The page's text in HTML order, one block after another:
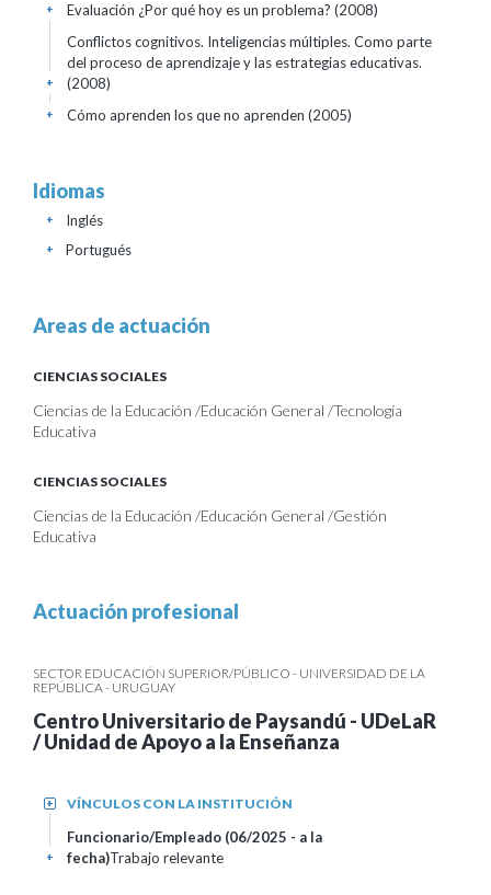
Evaluación ¿Por qué hoy es un problema? (2008)
+
Conflictos cognitivos. Inteligencias múltiples. Como parte
del proceso de aprendizaje y las estrategias educativas.
(2008)
+
Cómo aprenden los que no aprenden (2005)
+
Idiomas
Inglés
+
Portugués
+
Areas de actuación
CIENCIAS SOCIALES
Ciencias de la Educación /Educación General /Tecnología
Educativa
CIENCIAS SOCIALES
Ciencias de la Educación /Educación General /Gestión
Educativa
Actuación profesional
SECTOR EDUCACIÓN SUPERIOR/PÚBLICO - UNIVERSIDAD DE LA
REPÚBLICA - URUGUAY
Centro Universitario de Paysandú - UDeLaR
/ Unidad de Apoyo a la Enseñanza
VÍNCULOS CON LA INSTITUCIÓN
+
Funcionario/Empleado (06/2025 - a la
fecha)Trabajo relevante
+